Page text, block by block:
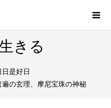
きる
是好日
の玄理、摩尼宝珠の神秘